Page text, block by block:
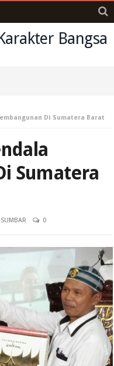
Di Sumatera Barat
Sumatera
SUMBAR 0